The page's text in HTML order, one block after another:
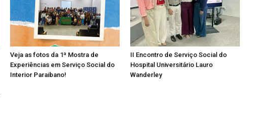
Veja as fotos da 1ª Mostra de
Experiências em Serviço Social do
Interior Paraibano!
II Encontro de Serviço Social do
Hospital Universitário Lauro
Wanderley